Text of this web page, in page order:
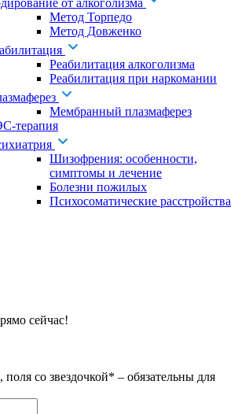
от алкоголизма
Метод Торпедо
Метод Довженко
Реабилитация алкоголизма
Реабилитация при наркомании
Мембранный плазмаферез
терапия
Шизофрения: особенности,
симптомы и лечение
Болезни пожилых
Психосоматические расстройства
сейчас!
со звездочкой* – обязательны для